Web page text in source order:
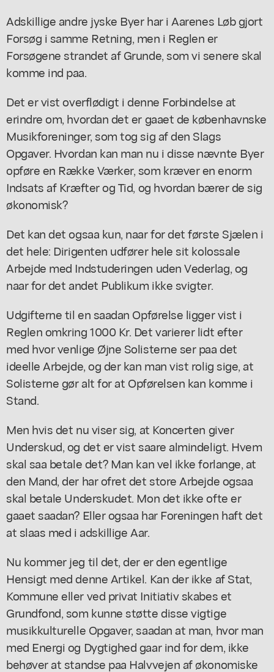
Adskillige andre jyske Byer har i Aarenes Løb gjort
Forsøg i samme Retning, men i Reglen er
Forsøgene strandet af Grunde, som vi senere skal
komme ind paa.
Det er vist overflødigt i denne Forbindelse at
erindre om, hvordan det er gaaet de københavnske
Musikforeninger, som tog sig af den Slags
Opgaver. Hvordan kan man nu i disse nævnte Byer
opføre en Række Værker, som kræver en enorm
Indsats af Kræfter og Tid, og hvordan bærer de sig
økonomisk?
Det kan det ogsaa kun, naar for det første Sjælen i
det hele: Dirigenten udfører hele sit kolossale
Arbejde med Indstuderingen uden Vederlag, og
naar for det andet Publikum ikke svigter.
Udgifterne til en saadan Opførelse ligger vist i
Reglen omkring 1000 Kr. Det varierer lidt efter
med hvor venlige Øjne Solisterne ser paa det
ideelle Arbejde, og der kan man vist rolig sige, at
Solisterne gør alt for at Opførelsen kan komme i
Stand.
Men hvis det nu viser sig, at Koncerten giver
Underskud, og det er vist saare almindeligt. Hvem
skal saa betale det? Man kan vel ikke forlange, at
den Mand, der har ofret det store Arbejde ogsaa
skal betale Underskudet. Mon det ikke ofte er
gaaet saadan? Eller ogsaa har Foreningen haft det
at slaas med i adskillige Aar.
Nu kommer jeg til det, der er den egentlige
Hensigt med denne Artikel. Kan der ikke af Stat,
Kommune eller ved privat Initiativ skabes et
Grundfond, som kunne støtte disse vigtige
musikkulturelle Opgaver, saadan at man, hvor man
med Energi og Dygtighed gaar ind for dem, ikke
behøver at standse paa Halvvejen af økonomiske